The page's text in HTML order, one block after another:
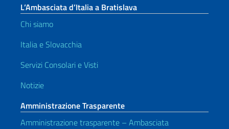
L’Ambasciata d’Italia a Bratislava
Chi siamo
Italia e Slovacchia
Servizi Consolari e Visti
Notizie
Amministrazione Trasparente
Amministrazione trasparente – Ambasciata